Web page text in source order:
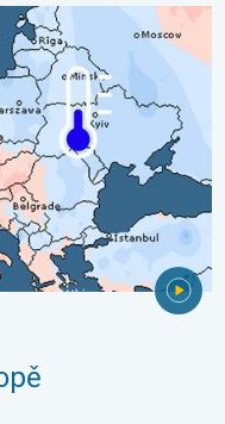
. . pondělí 3.